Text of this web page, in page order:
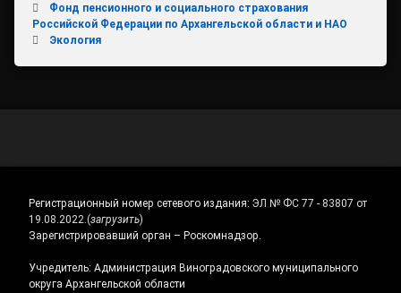
Фонд пенсионного и социального страхования
Российской Федерации по Архангельской области и НАО
Экология
Регистрационный номер сетевого издания: ЭЛ № ФС 77 - 83807 от
19.08.2022.(загрузить)
Зарегистрировавший орган – Роскомнадзор.
Учредитель: Администрация Виноградовского муниципального
округа Архангельской области